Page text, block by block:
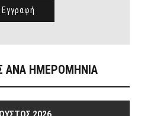
ΑΝΑ ΗΜΕΡΟΜΗΝΙΑ